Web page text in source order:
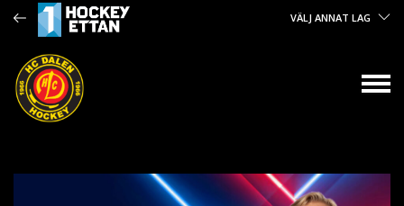
VÄLJ ANNAT LAG